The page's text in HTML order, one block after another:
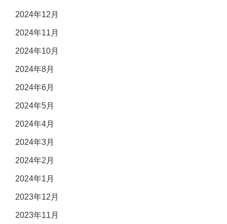
2024年12月
2024年11月
2024年10月
2024年8月
2024年6月
2024年5月
2024年4月
2024年3月
2024年2月
2024年1月
2023年12月
2023年11月